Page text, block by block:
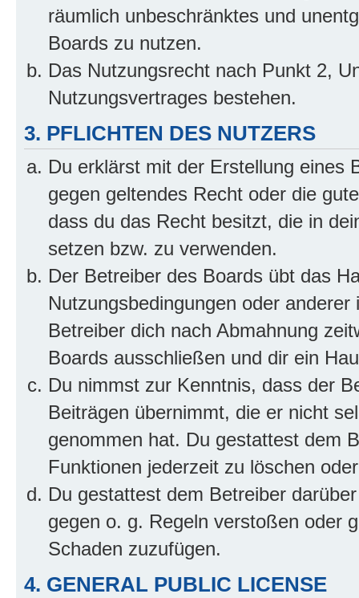
räumlich unbeschränktes und
Boards zu nutzen.
Das Nutzungsrecht nach Punkt 2,
Nutzungsvertrages bestehen.
3. PFLICHTEN DES NUTZERS
Du erklärst mit der Erstellung eines
gegen geltendes Recht oder die
dass du das Recht besitzt, die in
setzen bzw. zu verwenden.
Der Betreiber des Boards übt das
Nutzungsbedingungen oder
Betreiber dich nach Abmahnung
Boards ausschließen und dir ein
Du nimmst zur Kenntnis, dass der
Beiträgen übernimmt, die er nicht
genommen hat. Du gestattest dem
Funktionen jederzeit zu löschen
Du gestattest dem Betreiber
gegen o. g. Regeln verstoßen oder
Schaden zuzufügen.
4. GENERAL PUBLIC LICENSE